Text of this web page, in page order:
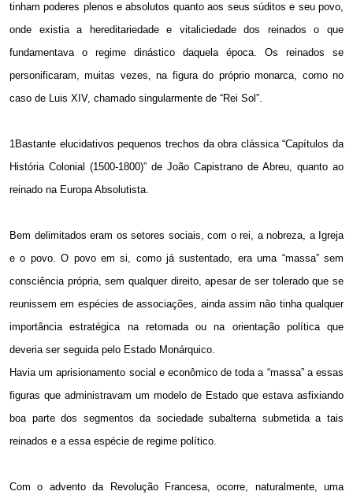
tinham poderes plenos e absolutos quanto aos seus súditos e seu povo,
onde existia a hereditariedade e vitaliciedade dos reinados o que
fundamentava o regime dinástico daquela época. Os reinados se
personificaram, muitas vezes, na figura do próprio monarca, como no
caso de Luis XIV, chamado singularmente de “Rei Sol”.
1Bastante elucidativos pequenos trechos da obra clássica “Capítulos da
História Colonial (1500-1800)” de João Capistrano de Abreu, quanto ao
reinado na Europa Absolutista.
Bem delimitados eram os setores sociais, com o rei, a nobreza, a Igreja
e o povo. O povo em si, como já sustentado, era uma “massa” sem
consciência própria, sem qualquer direito, apesar de ser tolerado que se
reunissem em espécies de associações, ainda assim não tinha qualquer
importância estratégica na retomada ou na orientação política que
deveria ser seguida pelo Estado Monárquico.
Havia um aprisionamento social e econômico de toda a “massa” a essas
figuras que administravam um modelo de Estado que estava asfixiando
boa parte dos segmentos da sociedade subalterna submetida a tais
reinados e a essa espécie de regime político.
Com o advento da Revolução Francesa, ocorre, naturalmente, uma